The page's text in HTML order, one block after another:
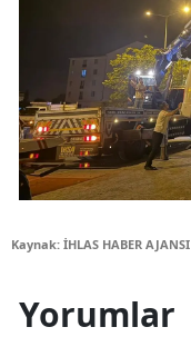
Kaynak: İHLAS HABER AJANSI
Yorumlar